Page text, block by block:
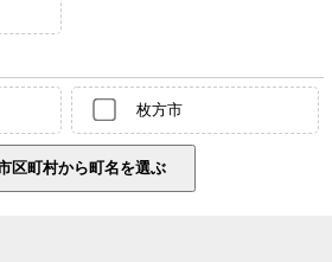
枚方市